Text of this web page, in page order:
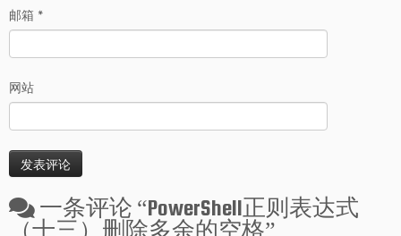
邮箱 *
网站
一条评论 “PowerShell正则表达式
（十三）删除多余的空格”